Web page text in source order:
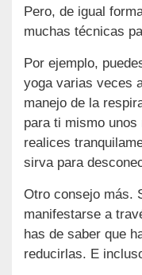
Pero, de igual
muchas técnicas
Por ejemplo,
yoga varias veces
manejo de la
para ti mismo
realices
sirva para
Otro consejo más.
manifestarse a
has de saber que
reducirlas. E